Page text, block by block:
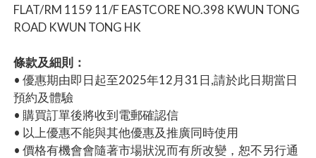
FLAT/RM 1159 11/F EASTCORE NO.398 KWUN TONG
ROAD KWUN TONG HK
條款及細則：
• 優惠期由即日起至2025年12月31日,請於此日期當日
預約及體驗
• 購買訂單後將收到電郵確認信
• 以上優惠不能與其他優惠及推廣同時使用
• 價格有機會會隨著市場狀況而有所改變，恕不另行通